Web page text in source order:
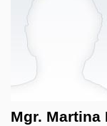
Mgr. Martina